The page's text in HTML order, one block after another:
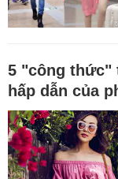
5 "công thức"
hấp dẫn của